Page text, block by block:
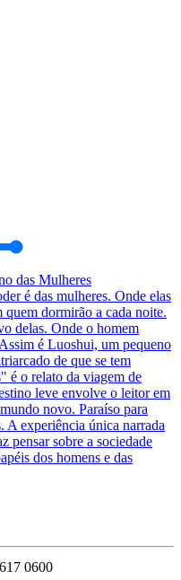
das Mulheres
é das mulheres. Onde elas
quem dormirão a cada noite.
delas. Onde o homem
é Luoshui, um pequeno
de que se tem
é o relato da viagem de
leve envolve o leitor em
novo. Paraíso para
A experiência única narrada
pensar sobre a sociedade
dos homens e das
0600